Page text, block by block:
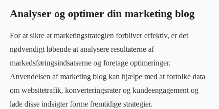
Analyser og optimer din marketing blog
For at sikre at marketingstrategien forbliver effektiv, er det
nødvendigt løbende at analysere resultaterne af
markedsføringsindsatserne og foretage optimeringer.
Anvendelsen af marketing blog kan hjælpe med at fortolke data
om websitetrafik, konverteringsrater og kundeengagement og
lade disse indsigter forme fremtidige strategier.